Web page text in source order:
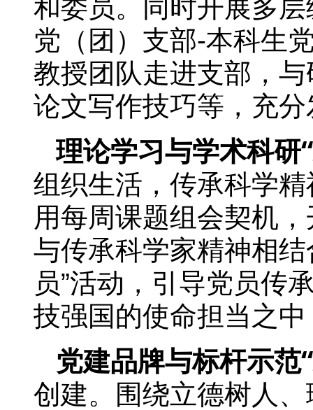
和委员。同时开展多
党（团）支部-本科生
教授团队走进支部，
论文写作技巧等，充
理论学习与学术科研
组织生活，传承科学
用每周课题组会契机
与传承科学家精神相
员”活动，引导党员传
技强国的使命担当之
党建品牌与标杆示范
创建。围绕立德树人